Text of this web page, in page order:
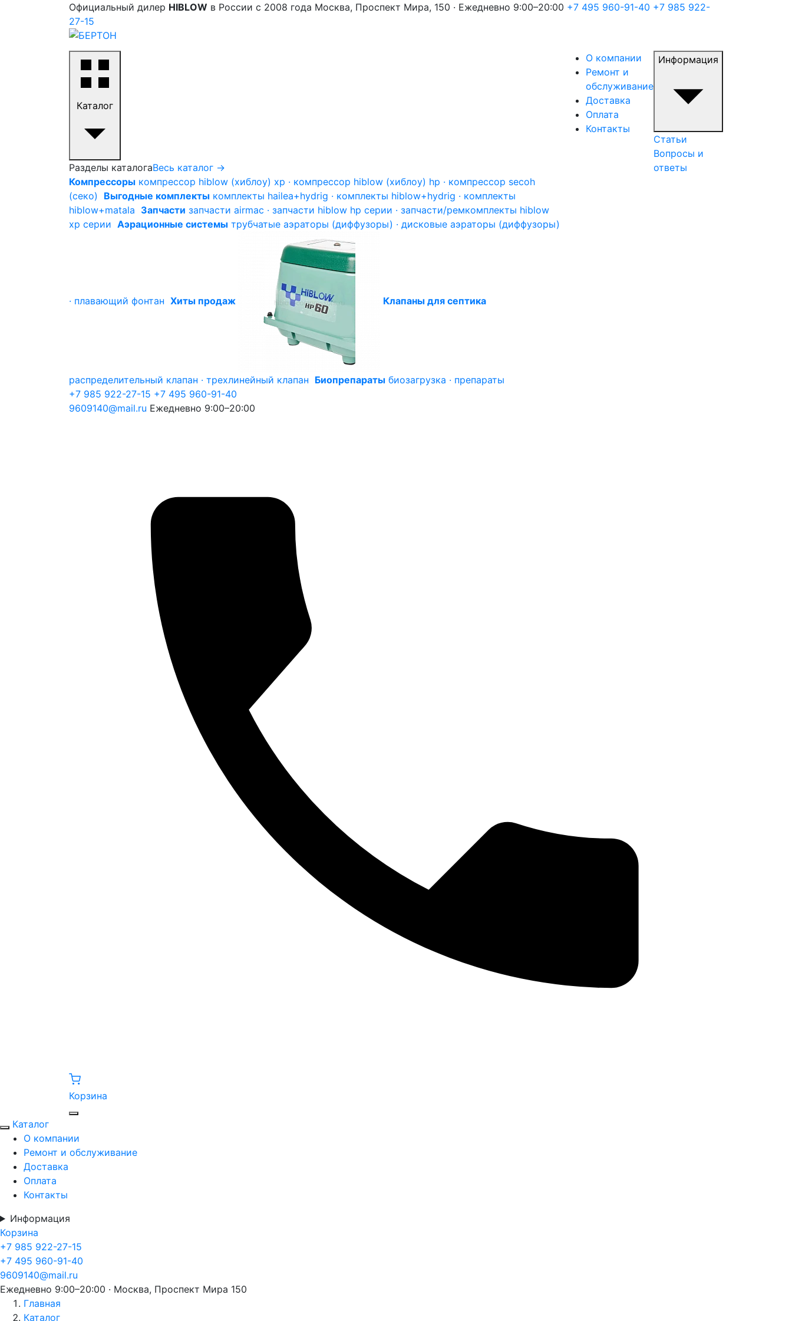
Официальный дилер HIBLOW в России с 2008 года Москва, Проспект Мира, 150 · Ежедневно 9:00–20:00 +7 495 960-91-40 +7 985 922-
27-15
Каталог
Разделы каталогаВесь каталог →
Компрессоры компрессор hiblow (хиблоу) xp · компрессор hiblow (хиблоу) hp · компрессор secoh
(секо)
Выгодные комплекты комплекты hailea+hydrig · комплекты hiblow+hydrig · комплекты
hiblow+matala Запчасти запчасти airmac · запчасти hiblow hp серии · запчасти/ремкомплекты hiblow
xp серии Аэрационные системы трубчатые аэраторы (диффузоры) · дисковые аэраторы (диффузоры)
· плавающий фонтан Хиты продаж Клапаны для септика
распределительный клапан · трехлинейный клапан Биопрепараты биозагрузка · препараты
О компании
Ремонт и
обслуживание
Доставка
Оплата
Контакты
Информация
Статьи
Вопросы и
ответы
+7 985 922-27-15 +7 495 960-91-40
9609140@mail.ru Ежедневно 9:00–20:00
Корзина
Каталог
О компании
Ремонт и обслуживание
Доставка
Оплата
Контакты
Информация
Корзина
+7 985 922-27-15
+7 495 960-91-40
9609140@mail.ru
Ежедневно 9:00–20:00 · Москва, Проспект Мира 150
Главная
Каталог